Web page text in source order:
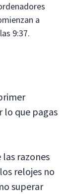
a
9:37.
lo que pagas
las razones
relojes no
superar